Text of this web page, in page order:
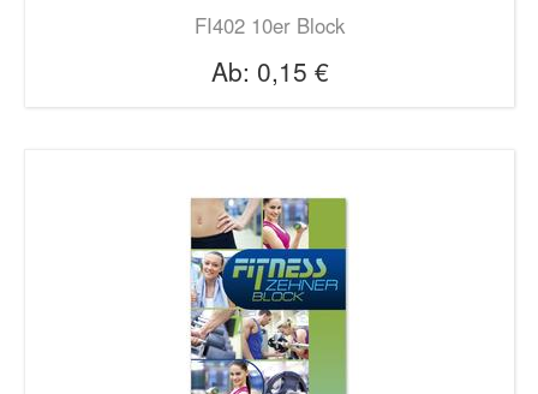
FI402 10er Block
Ab: 0,15 €